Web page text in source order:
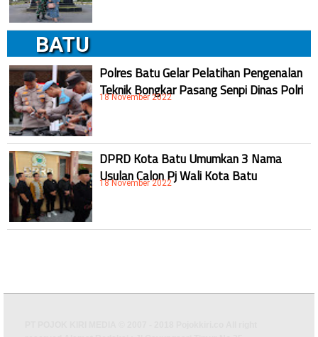
BATU
Polres Batu Gelar Pelatihan Pengenalan
Teknik Bongkar Pasang Senpi Dinas Polri
18 November 2022
DPRD Kota Batu Umumkan 3 Nama
Usulan Calon Pj Wali Kota Batu
18 November 2022